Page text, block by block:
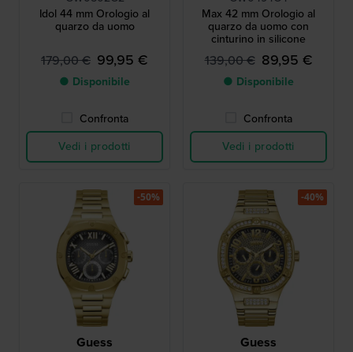
Idol 44 mm Orologio al
quarzo da uomo
179,00 € 99,95 €
● Disponibile
Confronta
Vedi i prodotti
Max 42 mm Orologio al
quarzo da uomo con
cinturino in silicone
139,00 € 89,95 €
● Disponibile
Confronta
Vedi i prodotti
Guess
-50%
Guess
-40%